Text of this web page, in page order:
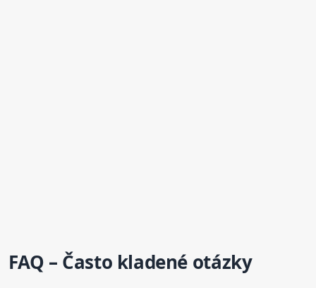
FAQ – Často kladené otázky